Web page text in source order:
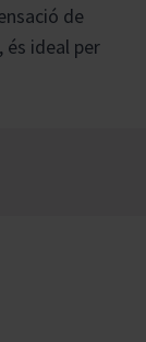
de
és ideal per